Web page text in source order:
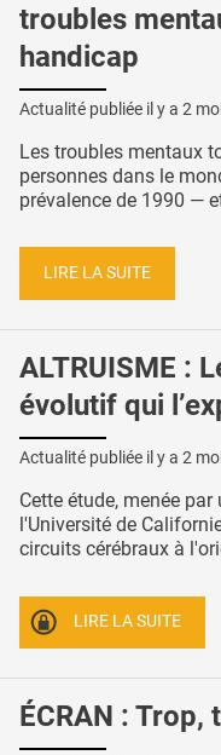
troubles
handicap
Actualité publiée il y a 2
Les troubles mentaux
personnes dans le
prévalence de 1990 —
LIRE LA SUITE
ALTRUISME :
évolutif qui
Actualité publiée il y a 2
Cette étude, menée
l'Université de
circuits cérébraux à
LIRE LA SUITE
ÉCRAN : Trop,